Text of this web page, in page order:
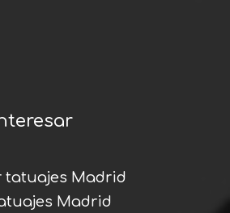
tatuajes Madrid
Madrid